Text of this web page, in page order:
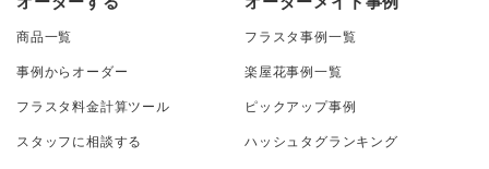
商品一覧
事例からオーダー
フラスタ料金計算ツール
スタッフに相談する
フラスタ事例一覧
楽屋花事例一覧
ピックアップ事例
ハッシュタグランキング